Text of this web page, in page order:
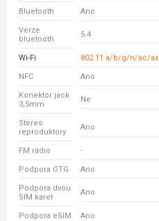
Bluetooth Ano
Verze
bluetooth
5.4
Wi-Fi 802.11 a/b/g/n/ac/ax
NFC Ano
Konektor jack
3,5mm
Ne
Stereo
reproduktory
Ano
FM rádio -
Podpora OTG Ano
Podpora dvou
SIM karet
Ano
Podpora eSIM Ano